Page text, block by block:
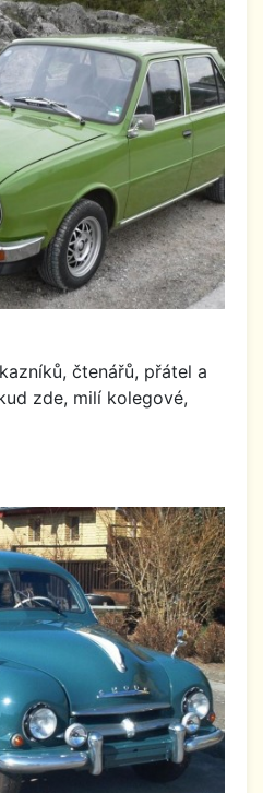
čtenářů, přátel a
zde, milí kolegové,